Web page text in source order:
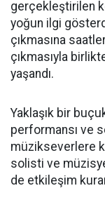
gerçekleştirilen
yoğun ilgi
çıkmasına
çıkmasıyla
yaşandı.
Yaklaşık bir
performansı ve
müzikseverlere
solisti ve
de etkileşim